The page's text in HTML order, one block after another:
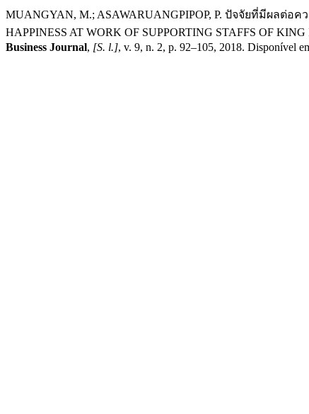
MUANGYAN, M.; ASAWARUANGPIPOP, P. ปัจจัยที่มีผล
HAPPINESS AT WORK OF SUPPORTING STAFFS OF
Business Journal, [S. l.], v. 9, n. 2, p. 92–105, 2018. Disponível